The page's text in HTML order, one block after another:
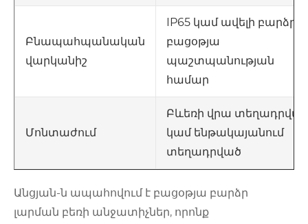
Բնապահպանական
վարկանիշ
IP65 կամ ավելի բարձր՝
բացօթյա
պաշտպանության
համար
Մոնտաժում
Բևեռի վրա
կամ ենթակայանում
տեղադրված
Անցյան-ն ապահովում է բացօթյա բարձր
լարման բեռի անջատիչներ, որոնք